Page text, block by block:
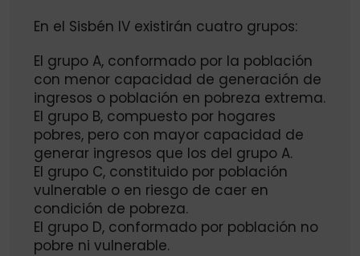
En el Sisbén IV existirán cuatro grupos:
El grupo A, conformado por la población
con menor capacidad de generación de
ingresos o población en pobreza extrema.
El grupo B, compuesto por hogares
pobres, pero con mayor capacidad de
generar ingresos que los del grupo A.
El grupo C, constituido por población
vulnerable o en riesgo de caer en
condición de pobreza.
El grupo D, conformado por población no
pobre ni vulnerable.